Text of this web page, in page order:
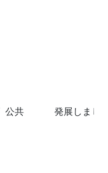
公共 発展しまし